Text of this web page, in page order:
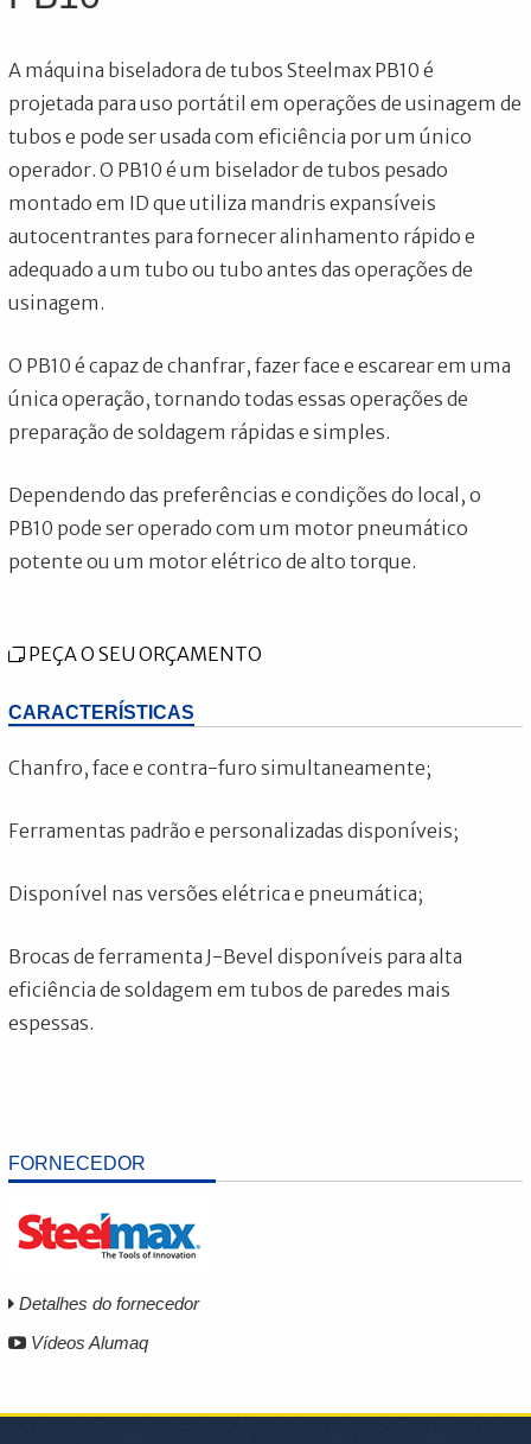
FORNECEDOR
Detalhes do fornecedor
Vídeos Alumaq
A máquina biseladora de tubos Steelmax PB10 é
projetada para uso portátil em operações de usinagem de
tubos e pode ser usada com eficiência por um único
operador. O PB10 é um biselador de tubos pesado
montado em ID que utiliza mandris expansíveis
autocentrantes para fornecer alinhamento rápido e
adequado a um tubo ou tubo antes das operações de
usinagem.
O PB10 é capaz de chanfrar, fazer face e escarear em uma
única operação, tornando todas essas operações de
preparação de soldagem rápidas e simples.
Dependendo das preferências e condições do local, o
PB10 pode ser operado com um motor pneumático
potente ou um motor elétrico de alto torque.
PEÇA O SEU ORÇAMENTO
CARACTERÍSTICAS
Chanfro, face e contra-furo simultaneamente;
Ferramentas padrão e personalizadas disponíveis;
Disponível nas versões elétrica e pneumática;
Brocas de ferramenta J-Bevel disponíveis para alta
eficiência de soldagem em tubos de paredes mais
espessas.